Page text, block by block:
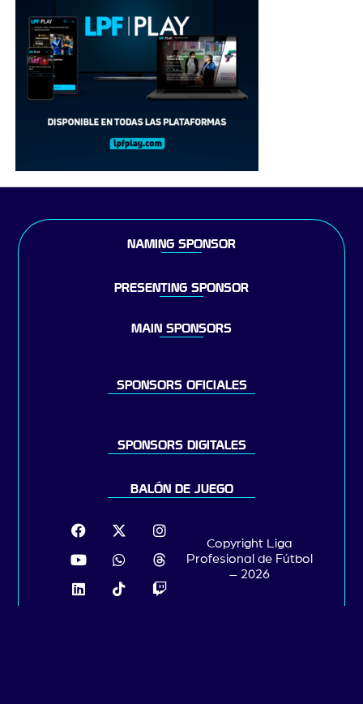
NAMING SPONSOR
PRESENTING SPONSOR
MAIN SPONSORS
SPONSORS OFICIALES
SPONSORS DIGITALES
BALÓN DE JUEGO
Copyright Liga
Profesional de Fútbol
– 2026